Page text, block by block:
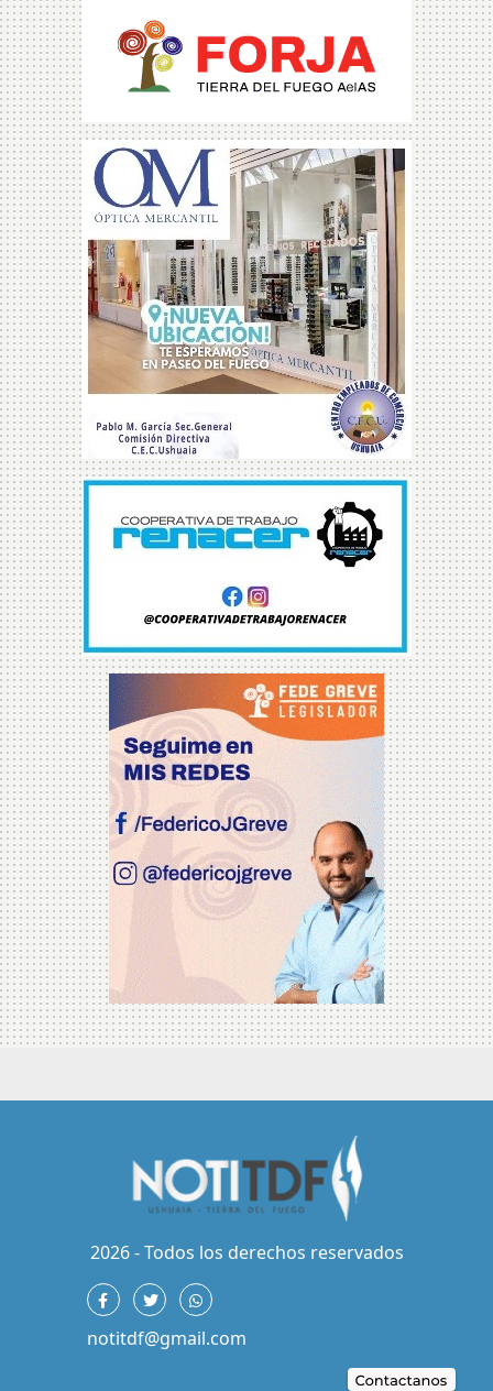
2026 - Todos los derechos reservados
notitdf@gmail.com